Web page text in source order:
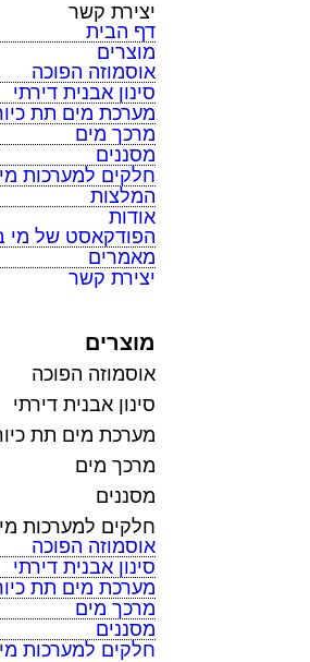
יצירת קשר
דף הבית
מוצרים
אוסמוזה הפוכה
סינון אבנית דירתי
מערכת מים תת
מרכך מים
מסננים
חלקים למערכות
המלצות
אודות
הפודקאסט של מי
מאמרים
יצירת קשר
מוצרים
אוסמוזה הפוכה
סינון אבנית דירתי
מערכת מים תת
מרכך מים
מסננים
חלקים למערכות
אוסמוזה הפוכה
סינון אבנית דירתי
מערכת מים תת
מרכך מים
מסננים
חלקים למערכות